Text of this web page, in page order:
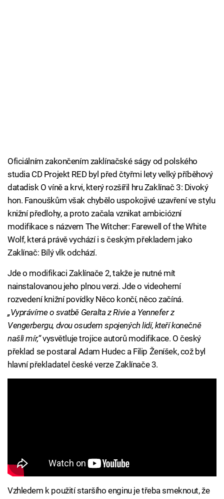
Oficiálním zakončením zaklínačské ságy od polského
studia CD Projekt RED byl před čtyřmi lety velký příběhový
datadisk O víně a krvi, který rozšířil hru Zaklínač 3: Divoký
hon. Fanouškům však chybělo uspokojivé uzavření ve stylu
knižní předlohy, a proto začala vznikat ambiciózní
modifikace s názvem The Witcher: Farewell of the White
Wolf, která právě vychází i s českým překladem jako
Zaklínač: Bílý vlk odchází.
Jde o modifikaci Zaklínače 2, takže je nutné mít
nainstalovanou jeho plnou verzi. Jde o videoherní
rozvedení knižní povídky Něco končí, něco začíná.
„Vyprávíme o svatbě Geralta z Rivie a Yennefer z
Vengerbergu, dvou osudem spojených lidí, kteří konečně
našli mír,“vysvětluje trojice autorů modifikace. O český
překlad se postaral Adam Hudec a Filip Ženíšek, což byl
hlavní překladatel české verze Zaklínače 3.
Vzhledem k použití staršího enginu je třeba smeknout, že